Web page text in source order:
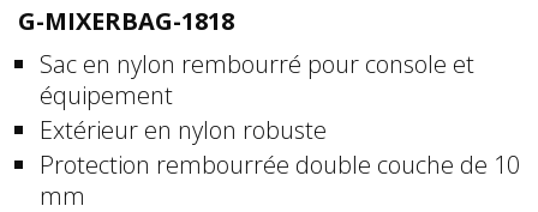
G-MIXERBAG-1818
Sac en nylon rembourré pour console et
équipement
Extérieur en nylon robuste
Protection rembourrée double couche de 10
mm